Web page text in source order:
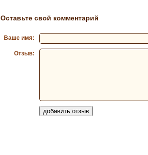
Оставьте свой комментарий
Ваше имя:
Отзыв: